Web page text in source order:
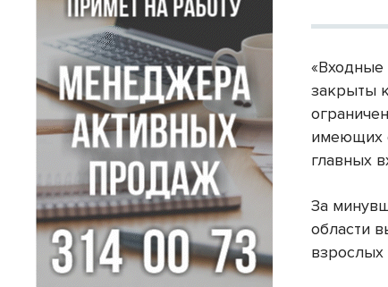
«Входные
закрыты
имеющих
главных
За
области